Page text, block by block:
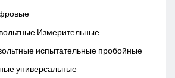
Измерительные
испытательные пробойные
универсальные